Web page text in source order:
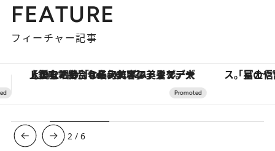
FEATURE
フィーチャー記事
「星のや富士」でデジタルデトックス。冨士信仰の歴史を辿り、心身を調える。 【夏限定ディナーコース】旬を
3 /6